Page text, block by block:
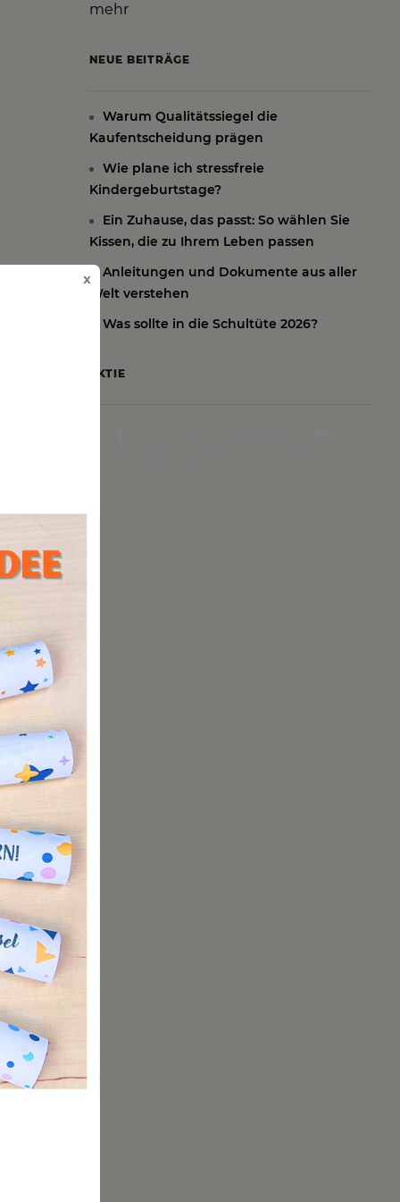
x
sind
wie
Tisch
mehr
NEUE BEITRÄGE
Warum Qualitätssiegel die
Kaufentscheidung prägen
Wie plane ich stressfreie
Kindergeburtstage?
Ein Zuhause, das passt: So wählen Sie
Kissen, die zu Ihrem Leben passen
Anleitungen und Dokumente aus aller
Welt verstehen
Was sollte in die Schultüte 2026?
AKTIE